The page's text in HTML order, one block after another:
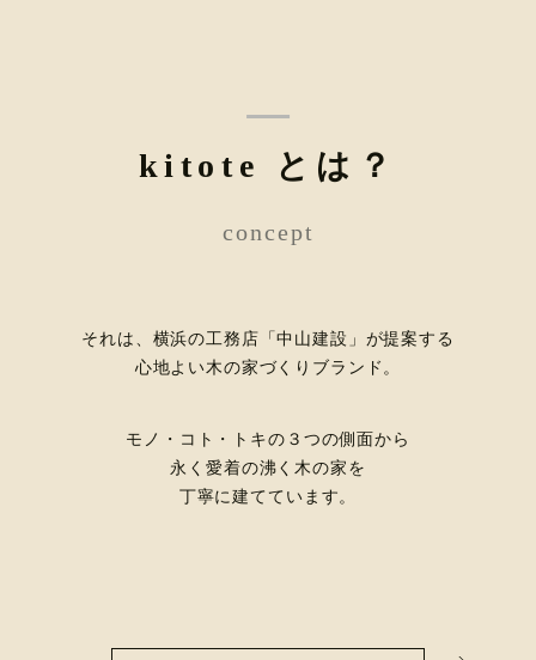
kitote とは？
concept
それは、横浜の工務店「中山建設」が提案する
心地よい木の家づくりブランド。
モノ・コト・トキの３つの側面から
永く愛着の沸く木の家を
丁寧に建てています。